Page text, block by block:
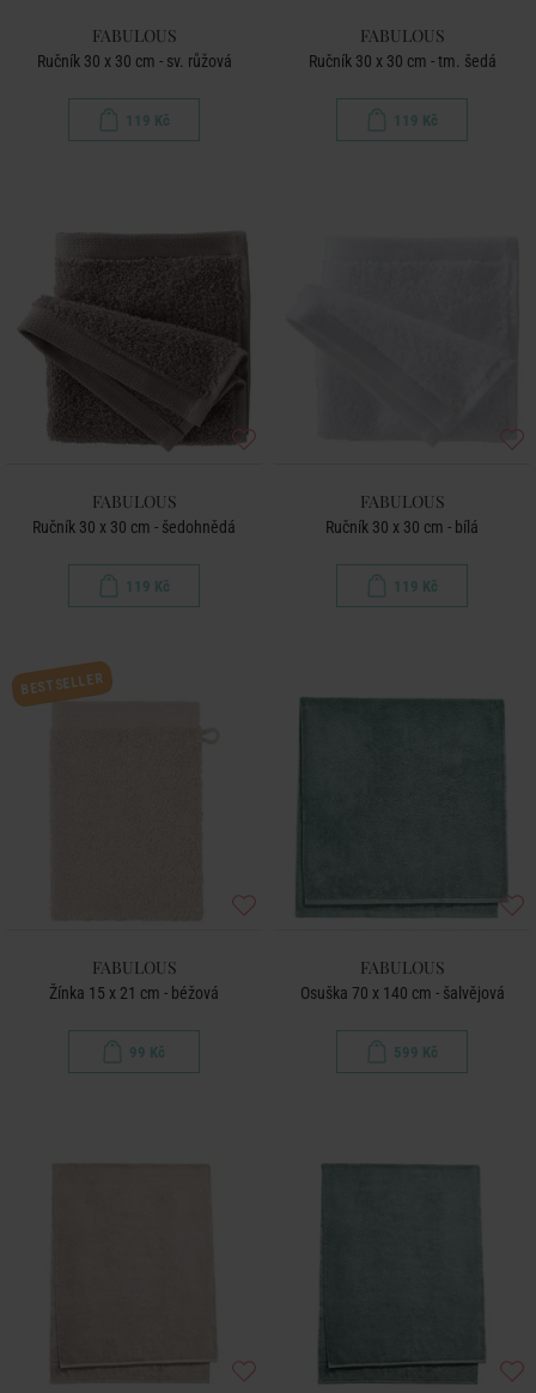
FABULOUS
Ručník 30 x 30 cm - sv. růžová
119 Kč
FABULOUS
Ručník 30 x 30 cm - tm. šedá
119 Kč
FABULOUS
Ručník 30 x 30 cm - šedohnědá
119 Kč
FABULOUS
Ručník 30 x 30 cm - bílá
119 Kč
BESTSELLER
FABULOUS
Žínka 15 x 21 cm - béžová
99 Kč
FABULOUS
Osuška 70 x 140 cm - šalvějová
599 Kč